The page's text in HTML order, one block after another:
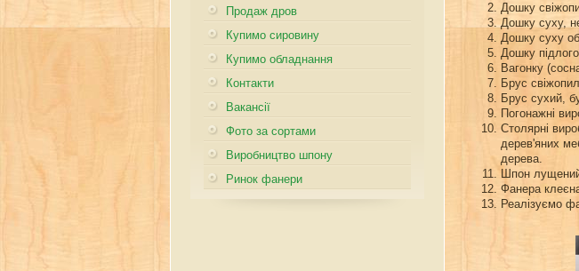
Продаж дров
Купимо сировину
Купимо обладнання
Контакти
Вакансії
Фото за сортами
Виробництво шпону
Ринок фанери
Дошку
Дошку суху,
Дошку суху
Дошку
Вагонку
Брус
Брус сухий,
Погонажні
Столярні
дерев'яних
дерева.
Шпон
Фанера
Реалізуємо